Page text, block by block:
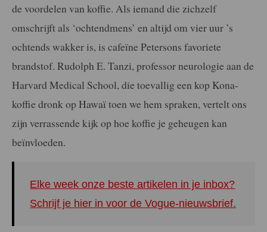
de voordelen van koffie. Als iemand die zichzelf
omschrijft als ‘ochtendmens’ en altijd om vier uur ’s
ochtends wakker is, is cafeïne Petersons favoriete
brandstof. Rudolph E. Tanzi, professor neurologie aan de
Harvard Medical School, die toevallig een kop Kona-
koffie dronk op Hawaï toen we hem spraken, vertelt ons
zijn verrassende kijk op hoe koffie je geheugen kan
beïnvloeden.
Elke week onze beste artikelen in je inbox?
Schrijf je hier in voor de Vogue-nieuwsbrief.